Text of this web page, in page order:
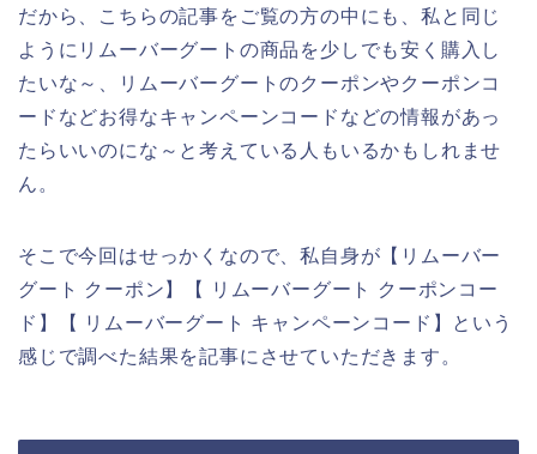
だから、こちらの記事をご覧の方の中にも、私と同じ
ようにリムーバーグートの商品を少しでも安く購入し
たいな～、リムーバーグートのクーポンやクーポンコ
ードなどお得なキャンペーンコードなどの情報があっ
たらいいのにな～と考えている人もいるかもしれませ
ん。
そこで今回はせっかくなので、私自身が【リムーバー
グート クーポン】【 リムーバーグート クーポンコー
ド】【 リムーバーグート キャンペーンコード】という
感じで調べた結果を記事にさせていただきます。